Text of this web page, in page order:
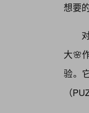
想要
大🌸
验。
（